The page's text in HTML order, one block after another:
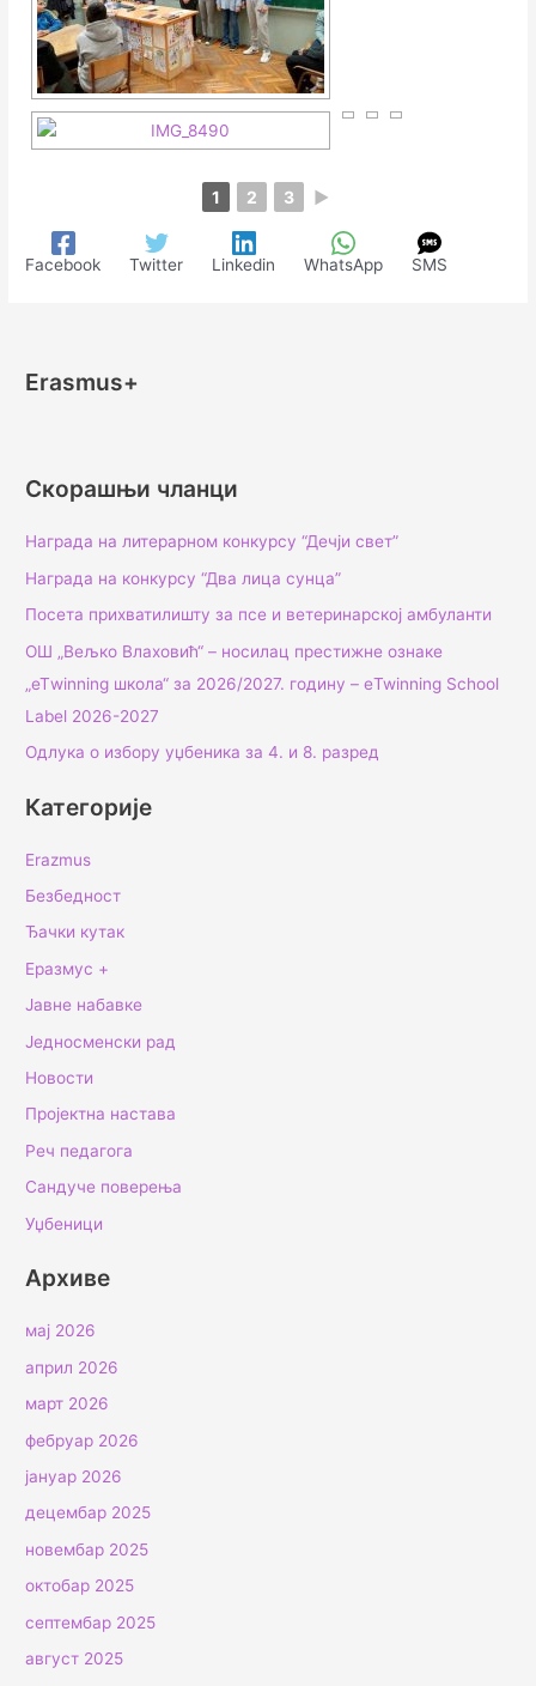
1 2 3 ►
Facebook Twitter Linkedin WhatsApp SMS
Erasmus+
Скорашњи чланци
Награда на литерарном конкурсу “Дечји свет”
Награда на конкурсу “Два лица сунца”
Посета прихватилишту за псе и ветеринарској амбуланти
ОШ „Вељко Влаховић“ – носилац престижне ознаке
„еТwinning школа“ за 2026/2027. годину – еTwinning School
Label 2026-2027
Одлука о избору уџбеника за 4. и 8. разред
Категорије
Erazmus
Безбедност
Ђачки кутак
Еразмус +
Јавне набавке
Једносменски рад
Новости
Пројектна настава
Реч педагога
Сандуче поверења
Уџбеници
Архиве
мај 2026
април 2026
март 2026
фебруар 2026
јануар 2026
децембар 2025
новембар 2025
октобар 2025
септембар 2025
август 2025